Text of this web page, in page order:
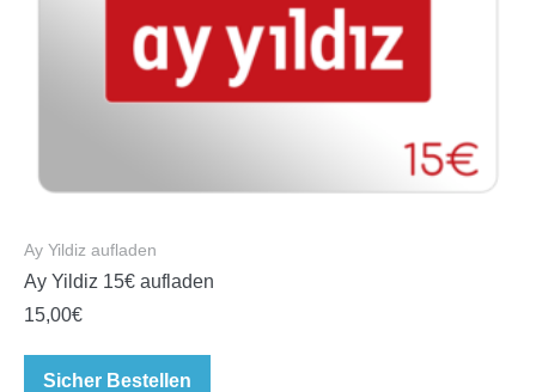
Ay Yildiz aufladen
Ay Yildiz 15€ aufladen
15,00€
Sicher Bestellen